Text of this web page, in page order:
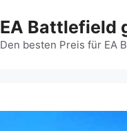
EA Battlefield
Den besten Preis für EA